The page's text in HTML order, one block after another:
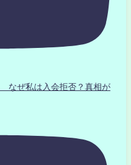
ぜ私は入会拒否？真相が